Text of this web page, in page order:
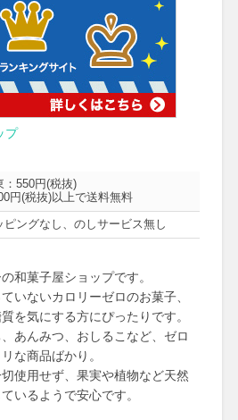
プ
：550円(税抜)
円(税抜)以上で送料無料
ピングなし、のしサービス無し
和菓子屋ショップです。
いないカロリーゼロのお菓子、
を気にする方にぴったりです。
あんみつ、おしるこなど、ゼロ
な商品ばかり。
使用せず、果実や植物など天然
いるようで安心です。